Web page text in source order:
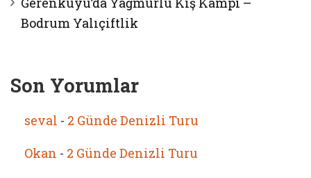
Bodrum Yalıçiftlik
Son Yorumlar
seval - 2 Günde Denizli Turu
Okan - 2 Günde Denizli Turu